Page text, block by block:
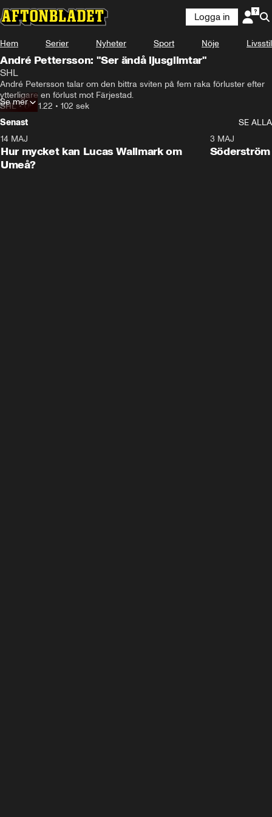
Logga in
Hem Serier Nyheter Sport Nöje Livsstil
André Pettersson: "Ser ändå ljusglimtar"
SHL
André Petersson talar om den bittra sviten på fem raka förluster efter
ytterligare en förlust mot Färjestad.
SHL•05.11.22 • 102 sek
Se mer
Senast
SE ALLA
Plus
14 MAJ
Hur mycket kan Lucas Wallmark om
Umeå?
3 MAJ